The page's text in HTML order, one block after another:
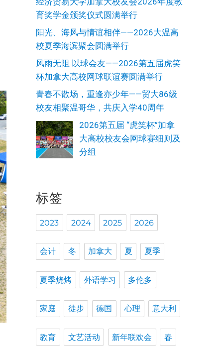
育奖学金颁奖仪式圆满举行
阳光、海风与情谊相伴——2026大温高
校夏季海滨聚会圆满举行
风雨无阻 以球会友——2026第五届虎笑
杯加拿大高校网球联谊赛圆满举行
青春不散场，重逢亦少年——贸大86级
校友相聚温哥华，共庆入学40周年
2026第五届 “虎笑杯”加拿
大高校校友会网球赛细则及
分组
标签
2023 2024 2025 2026
会计 冬 加拿大 夏 夏季
夏季烧烤 外语学习 多伦多
家庭 徒步 德国 心理 意大利
教育 文艺活动 新年联欢会 春